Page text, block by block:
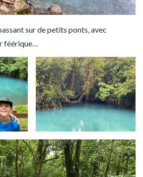
sur de petits ponts, avec
féérique…